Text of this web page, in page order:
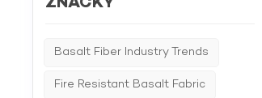
Basalt Fiber Industry Trends
Fire Resistant Basalt Fabric